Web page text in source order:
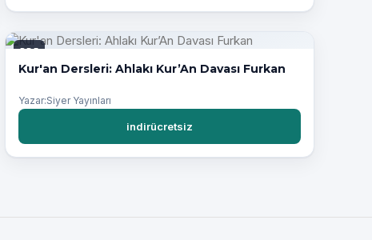
PDF
Kur'an Dersleri: Ahlakı Kur’An Davası Furkan
Yazar:Siyer Yayınları
indirücretsiz